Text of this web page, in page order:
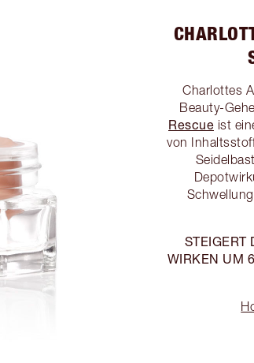
Charlottes
Beauty-
Rescue ist
von
STEIGERT
WIRKEN UM